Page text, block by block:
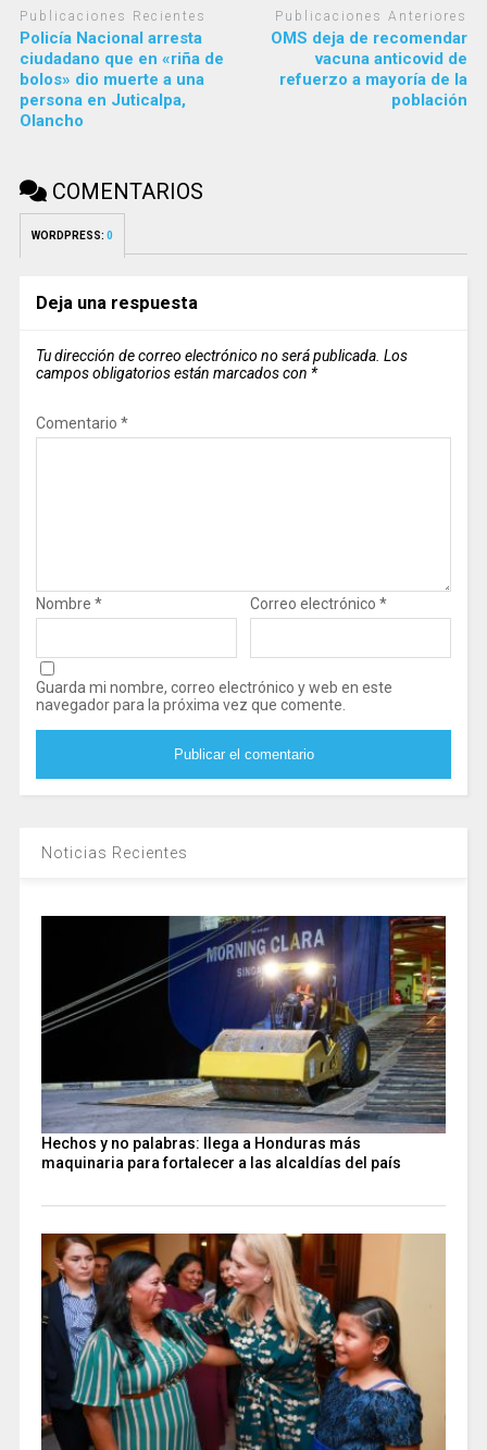
Publicaciones Recientes
Policía Nacional arresta
ciudadano que en «riña de
bolos» dio muerte a una
persona en Juticalpa,
Olancho
Publicaciones Anteriores
OMS deja de recomendar
vacuna anticovid de
refuerzo a mayoría de la
población
COMENTARIOS
WORDPRESS: 0
Deja una respuesta
Tu dirección de correo electrónico no será publicada. Los
campos obligatorios están marcados con *
Comentario *
Nombre * Correo electrónico *
Guarda mi nombre, correo electrónico y web en este
navegador para la próxima vez que comente.
Noticias Recientes
Hechos y no palabras: llega a Honduras más
maquinaria para fortalecer a las alcaldías del país